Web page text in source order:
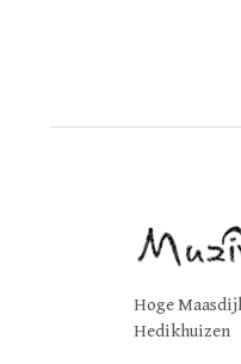
Hoge
Hedikhuizen